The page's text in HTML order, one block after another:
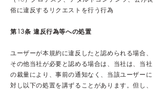
俗に違反するリクエストを行う行為
第13条 違反行為等への処置
ユーザーが本規約に違反したと認められる場合、
その他当社が必要と認める場合は、当社は、当社
の裁量により、事前の通知なく、当該ユーザーに
対し以下の処置を講ずることがあります。但し、